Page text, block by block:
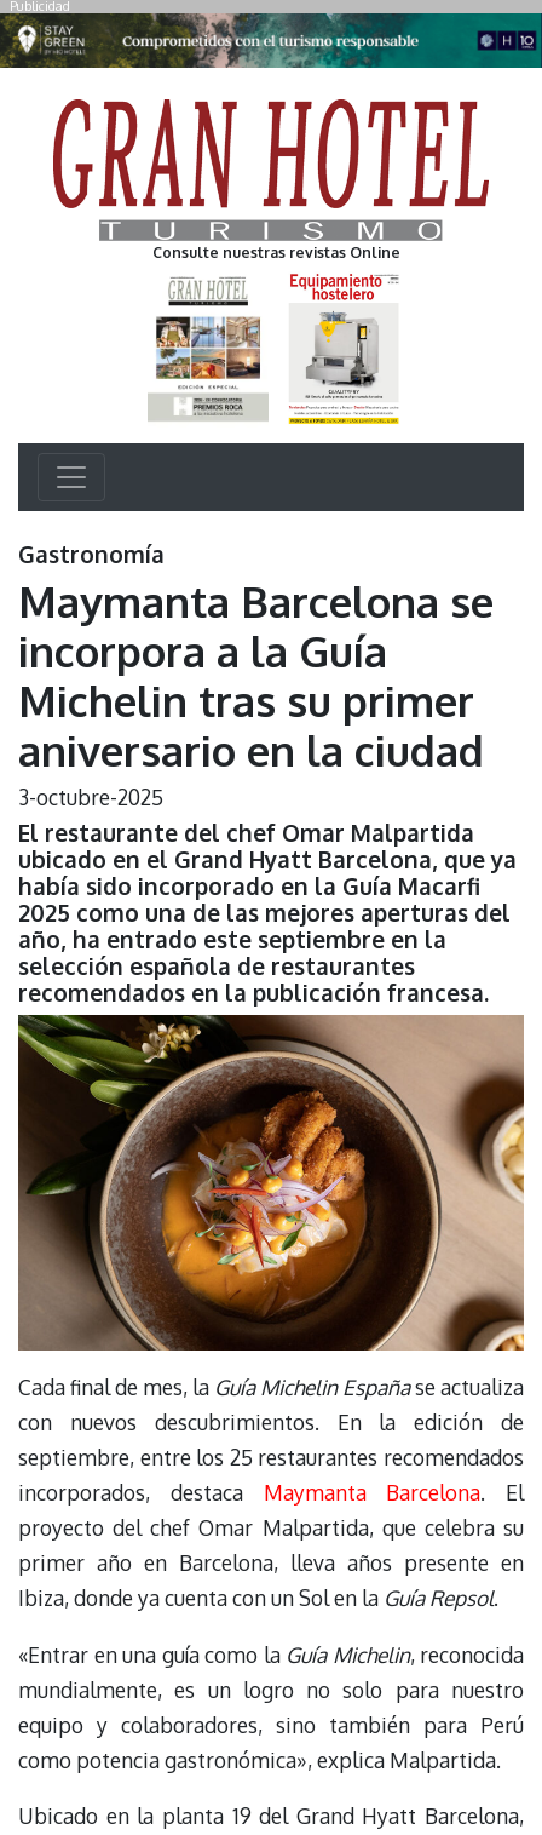
Publicidad
Consulte nuestras revistas Online
Gastronomía
Maymanta Barcelona se
incorpora a la Guía
Michelin tras su primer
aniversario en la ciudad
3-octubre-2025
El restaurante del chef Omar Malpartida
ubicado en el Grand Hyatt Barcelona, que ya
había sido incorporado en la Guía Macarfi
2025 como una de las mejores aperturas del
año, ha entrado este septiembre en la
selección española de restaurantes
recomendados en la publicación francesa.
Cada final de mes, la Guía Michelin Españase actualiza
con nuevos descubrimientos. En la edición de
septiembre, entre los 25 restaurantes recomendados
incorporados, destaca Maymanta Barcelona. El
proyecto del chef Omar Malpartida, que celebra su
primer año en Barcelona, lleva años presente en
Ibiza, donde ya cuenta con un Sol en la Guía Repsol.
«Entrar en una guía como la Guía Michelin, reconocida
mundialmente, es un logro no solo para nuestro
equipo y colaboradores, sino también para Perú
como potencia gastronómica», explica Malpartida.
Ubicado en la planta 19 del Grand Hyatt Barcelona,